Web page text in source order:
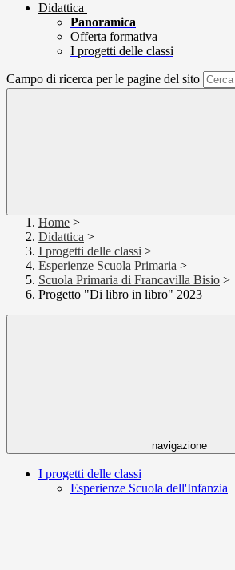
Didattica
Panoramica
Offerta formativa
I progetti delle classi
Campo di ricerca per le pagine del sito
Home >
Didattica >
I progetti delle classi >
Esperienze Scuola Primaria >
Scuola Primaria di Francavilla Bisio >
Progetto "Di libro in libro" 2023
navigazione
I progetti delle classi
Esperienze Scuola dell'Infanzia